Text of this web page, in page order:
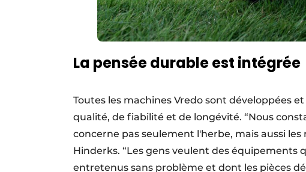
La pensée durable est intégrée
Toutes les machines Vredo sont développées
qualité, de fiabilité et de longévité. “Nous
concerne pas seulement l'herbe, mais aussi
Hinderks. “Les gens veulent des
entretenus sans problème et dont les pièces